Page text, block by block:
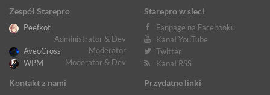
Zespół Starepro
Peefkot
Administrator & Dev
AveoCross
Moderator
WPM
Moderator & Dev
Starepro w sieci
Fanpage na Facebooku
Kanał YouTube
Twitter
Kanał RSS
Kontakt z nami Przydatne linki